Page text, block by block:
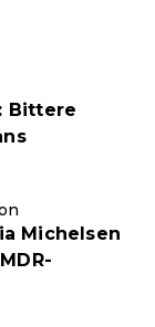
Bittere
Michelsen